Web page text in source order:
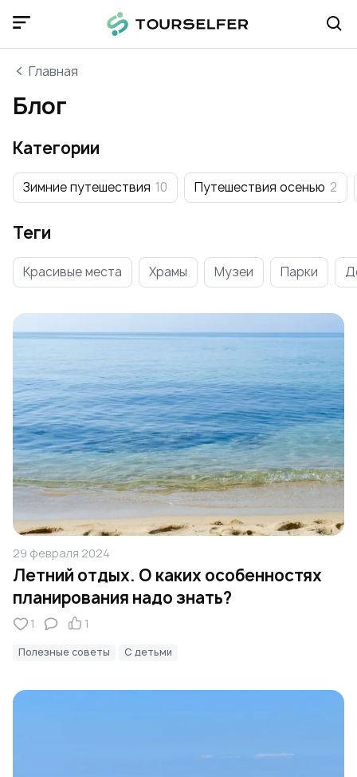
Главная
Блог
29 февраля 2024
Летний отдых. О каких особенностях
планирования надо знать?
1 1
Полезные советы С детьми
Категории
Зимние путешествия 10 Путешествия осенью 2
Теги
Красивые места Храмы Музеи Парки